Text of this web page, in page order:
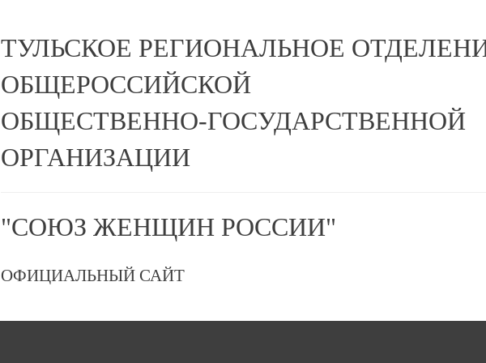
ТУЛЬСКОЕ РЕГИОНАЛЬНОЕ
ОБЩЕРОССИЙСКОЙ
ОБЩЕСТВЕННО-ГОСУДАРСТВЕННОЙ
ОРГАНИЗАЦИИ
"СОЮЗ ЖЕНЩИН РОССИИ"
ОФИЦИАЛЬНЫЙ САЙТ